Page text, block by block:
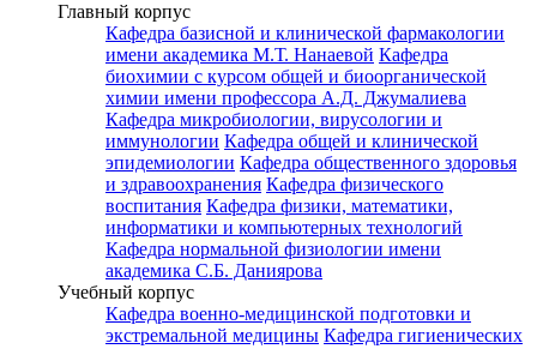
Главный корпус
Кафедра базисной и клинической фармакологии
имени академика М.Т. Нанаевой Кафедра
биохимии с курсом общей и биоорганической
химии имени профессора А.Д. Джумалиева
Кафедра микробиологии, вирусологии и
иммунологии Кафедра общей и клинической
эпидемиологии Кафедра общественного здоровья
и здравоохранения Кафедра физического
воспитания Кафедра физики, математики,
информатики и компьютерных технологий
Кафедра нормальной физиологии имени
академика С.Б. Даниярова
Учебный корпус
Кафедра военно-медицинской подготовки и
экстремальной медицины Кафедра гигиенических